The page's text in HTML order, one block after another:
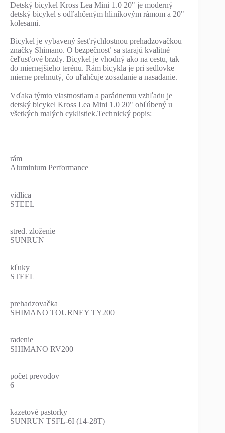
Detský bicykel Kross Lea Mini 1.0 20" je moderný
detský bicykel s odľahčeným hliníkovým rámom a 20"
kolesami.
Bicykel je vybavený šesťrýchlostnou prehadzovačkou
značky Shimano. O bezpečnosť sa starajú kvalitné
čeľusťové brzdy. Bicykel je vhodný ako na cestu, tak
do miernejšieho terénu. Rám bicykla je pri sedlovke
mierne prehnutý, čo uľahčuje zosadanie a nasadanie.
Vďaka týmto vlastnostiam a parádnemu vzhľadu je
detský bicykel Kross Lea Mini 1.0 20" obľúbený u
všetkých malých cyklistiek.Technický popis:
rám
Aluminium Performance
vidlica
STEEL
stred. zloženie
SUNRUN
kľuky
STEEL
prehadzovačka
SHIMANO TOURNEY TY200
radenie
SHIMANO RV200
počet prevodov
6
kazetové pastorky
SUNRUN TSFL-6I (14-28T)